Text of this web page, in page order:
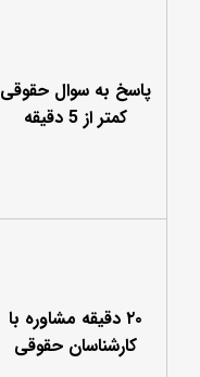
پاسخ به سوال حقوقی
کمتر از 5 دقیقه
۲۰ دقیقه مشاوره با
کارشناسان حقوقی